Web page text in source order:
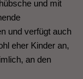
und mit
und verfügt auch
eher Kinder an,
an den